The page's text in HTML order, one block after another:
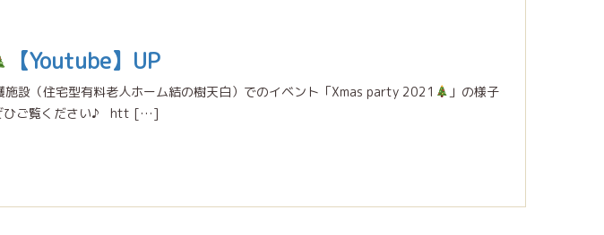
【Youtube】UP
設（住宅型有料老人ホーム結の樹天白）でのイベント「Xmas party 2021
」の様子
ぜひご覧ください♪ htt […]